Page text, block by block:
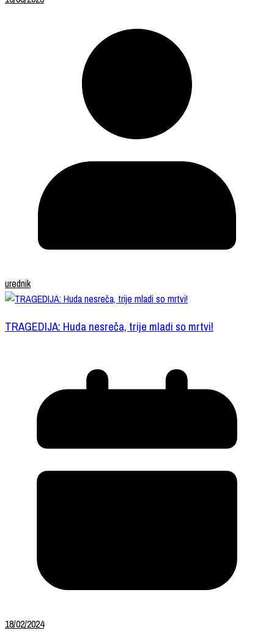
urednik
TRAGEDIJA: Huda nesreča, trije mladi so mrtvi!
18/02/2024